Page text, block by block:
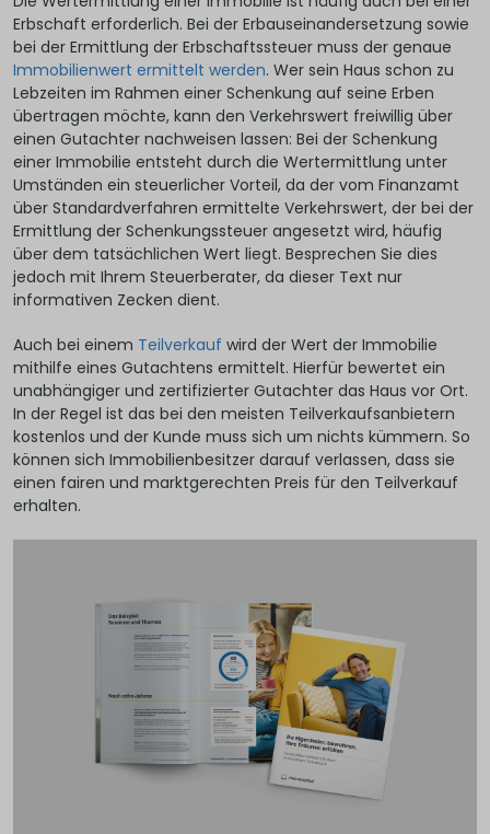
Erbschaft erforderlich. Bei der Erbauseinandersetzung sowie
bei der Ermittlung der Erbschaftssteuer muss der genaue
Immobilienwert ermittelt werden. Wer sein Haus schon zu
Lebzeiten im Rahmen einer Schenkung auf seine Erben
übertragen möchte, kann den Verkehrswert freiwillig über
einen Gutachter nachweisen lassen: Bei der Schenkung
einer Immobilie entsteht durch die Wertermittlung unter
Umständen ein steuerlicher Vorteil, da der vom Finanzamt
über Standardverfahren ermittelte Verkehrswert, der bei der
Ermittlung der Schenkungssteuer angesetzt wird, häufig
über dem tatsächlichen Wert liegt. Besprechen Sie dies
jedoch mit Ihrem Steuerberater, da dieser Text nur
informativen Zecken dient.
Auch bei einem Teilverkauf wird der Wert der Immobilie
mithilfe eines Gutachtens ermittelt. Hierfür bewertet ein
unabhängiger und zertifizierter Gutachter das Haus vor Ort.
In der Regel ist das bei den meisten Teilverkaufsanbietern
kostenlos und der Kunde muss sich um nichts kümmern. So
können sich Immobilienbesitzer darauf verlassen, dass sie
einen fairen und marktgerechten Preis für den Teilverkauf
erhalten.